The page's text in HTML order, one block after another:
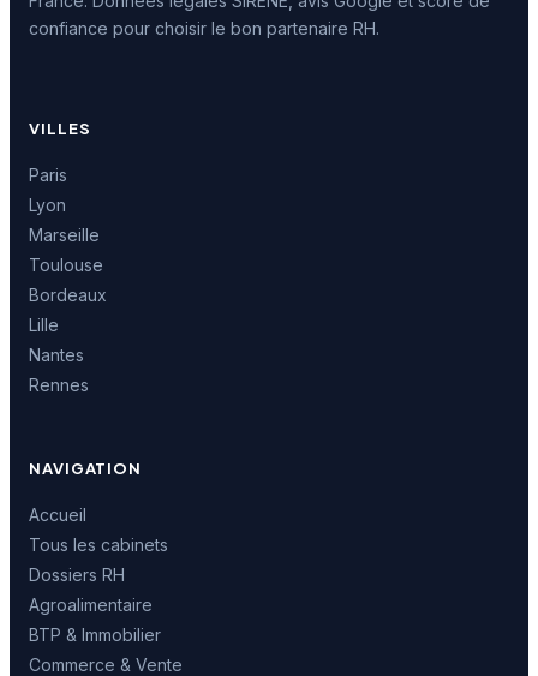
confiance pour choisir le bon partenaire RH.
VILLES
Paris
Lyon
Marseille
Toulouse
Bordeaux
Lille
Nantes
Rennes
NAVIGATION
Accueil
Tous les cabinets
Dossiers RH
Agroalimentaire
BTP & Immobilier
Commerce & Vente